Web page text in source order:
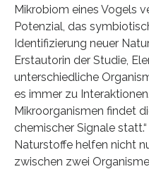
Mikrobiom eines Vogels
Potenzial, das
Identifizierung neuer
Erstautorin der Studie,
unterschiedliche
es immer zu
Mikroorganismen findet
chemischer Signale
Naturstoffe helfen nicht
zwischen zwei